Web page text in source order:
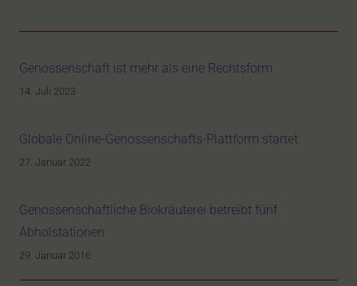
Genossenschaft ist mehr als eine Rechtsform
14. Juli 2023
Globale Online-Genossenschafts-Plattform startet
27. Januar 2022
Genossenschaftliche Biokräuterei betreibt fünf
Abholstationen
29. Januar 2016